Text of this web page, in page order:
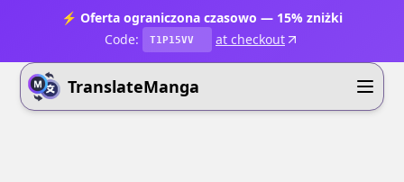
⚡ Oferta ograniczona czasowo — 15% zniżki
Code:
T1P15VV at checkout
TranslateManga